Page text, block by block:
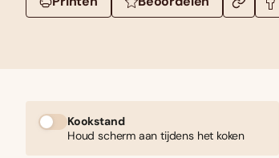
Kookstand
Houd scherm aan tijdens het koken